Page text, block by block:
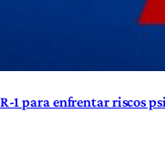
1 para enfrentar riscos